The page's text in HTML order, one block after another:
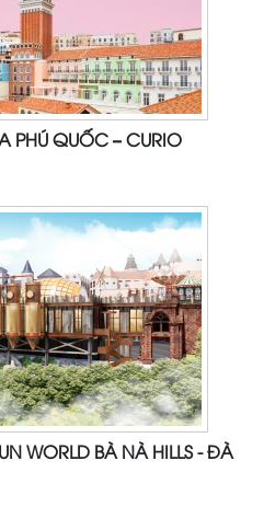
PHÚ QUỐC – CURIO
WORLD BÀ NÀ HILLS - ĐÀ